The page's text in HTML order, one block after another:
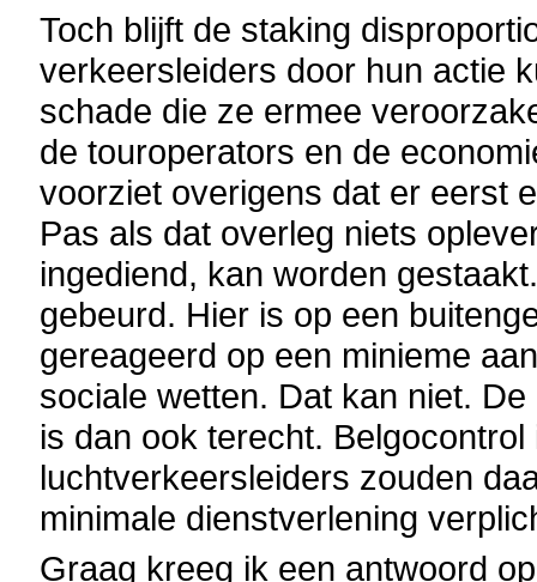
Toch blijft de staking
verkeersleiders door hun actie
schade die ze ermee
de touroperators en de
voorziet overigens dat er eerst
Pas als dat overleg niets
ingediend, kan worden
gebeurd. Hier is op een
gereageerd op een minieme
sociale wetten. Dat kan niet.
is dan ook terecht.
luchtverkeersleiders zouden
minimale dienstverlening
Graag kreeg ik een antwoord